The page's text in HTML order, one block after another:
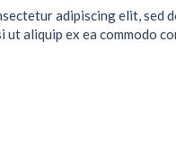
adipiscing elit, sed
aliquip ex ea commodo